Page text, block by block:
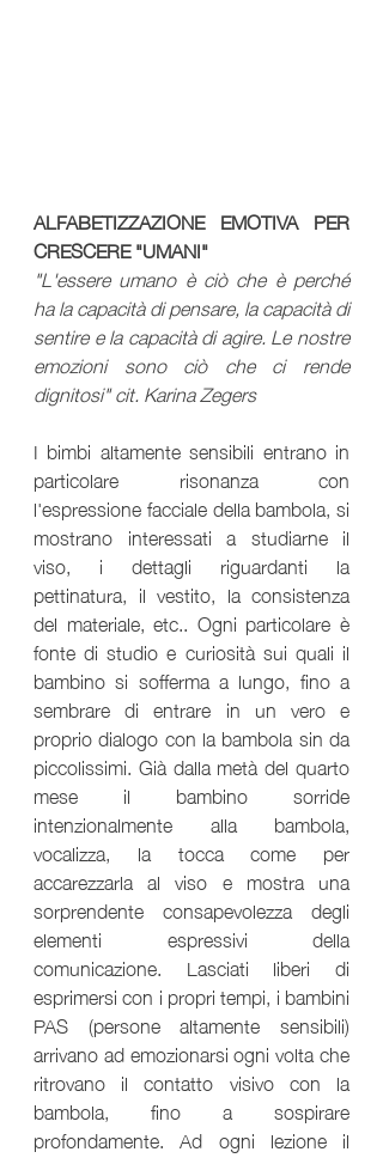
ALFABETIZZAZIONE EMOTIVA PER
CRESCERE "UMANI"
"L'essere umano è ciò che è perché
ha la capacità di pensare, la capacità di
sentire e la capacità di agire. Le nostre
emozioni sono ciò che ci rende
dignitosi" cit. Karina Zegers
I bimbi altamente sensibili entrano in
particolare risonanza con
l'espressione facciale della bambola, si
mostrano interessati a studiarne il
viso, i dettagli riguardanti la
pettinatura, il vestito, la consistenza
del materiale, etc.. Ogni particolare è
fonte di studio e curiosità sui quali il
bambino si sofferma a lungo, fino a
sembrare di entrare in un vero e
proprio dialogo con la bambola sin da
piccolissimi. Già dalla metà del quarto
mese il bambino sorride
intenzionalmente alla bambola,
vocalizza, la tocca come per
accarezzarla al viso e mostra una
sorprendente consapevolezza degli
elementi espressivi della
comunicazione. Lasciati liberi di
esprimersi con i propri tempi, i bambini
PAS (persone altamente sensibili)
arrivano ad emozionarsi ogni volta che
ritrovano il contatto visivo con la
bambola, fino a sospirare
profondamente. Ad ogni lezione il